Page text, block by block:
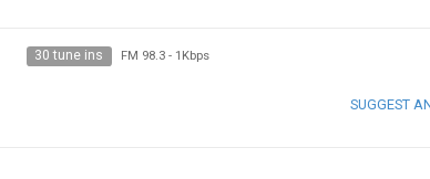
30 tune ins FM 98.3- 1Kbps
SUGGEST